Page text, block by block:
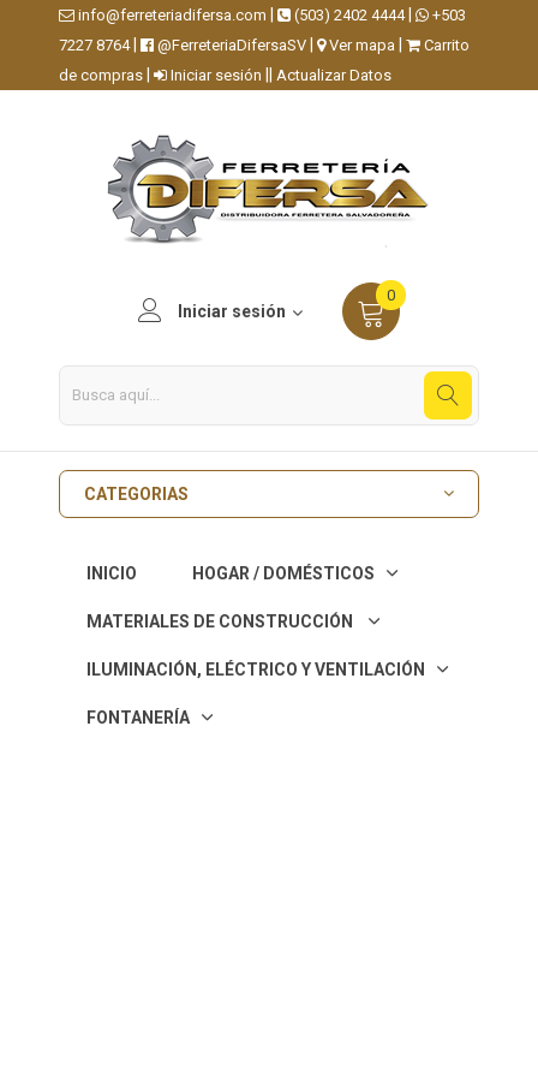
info@ferreteriadifersa.com (503) 2402 4444|
+503
7227 8764| @FerreteriaDifersaSV Ver mapa
Carrito
de compras
Iniciar sesión Actualizar Datos
Iniciar sesión
0
CATEGORIAS
INICIO HOGAR / DOMÉSTICOS
MATERIALES DE CONSTRUCCIÓN
ILUMINACIÓN, ELÉCTRICO Y VENTILACIÓN
FONTANERÍA